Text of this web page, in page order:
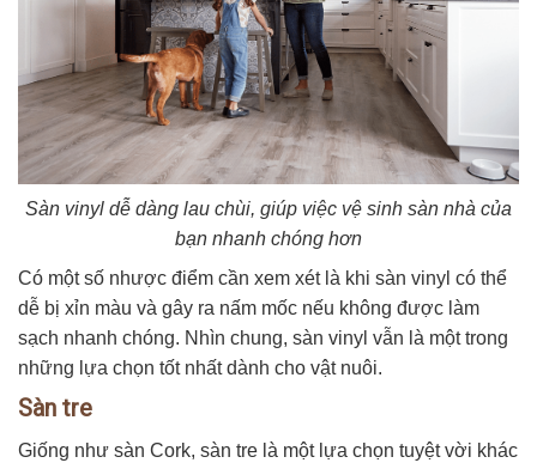
Sàn vinyl dễ dàng lau chùi, giúp việc vệ sinh sàn nhà của
bạn nhanh chóng hơn
Có một số nhược điểm cần xem xét là khi sàn vinyl có thể
dễ bị xỉn màu và gây ra nấm mốc nếu không được làm
sạch nhanh chóng. Nhìn chung, sàn vinyl vẫn là một trong
những lựa chọn tốt nhất dành cho vật nuôi.
Sàn tre
Giống như sàn Cork, sàn tre là một lựa chọn tuyệt vời khác